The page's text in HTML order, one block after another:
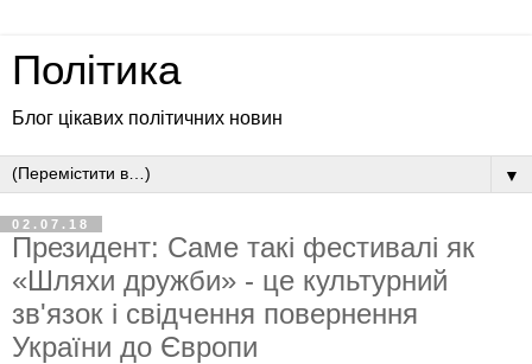
Політика
Блог цікавих політичних новин
▼
02.07.18
Президент: Саме такі фестивалі як
«Шляхи дружби» - це культурний
зв'язок і свідчення повернення
України до Європи